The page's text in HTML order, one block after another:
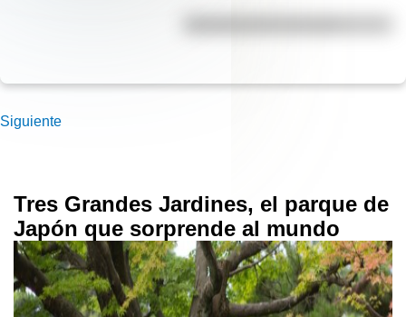
Siguiente
Tres Grandes Jardines, el parque de
Japón que sorprende al mundo